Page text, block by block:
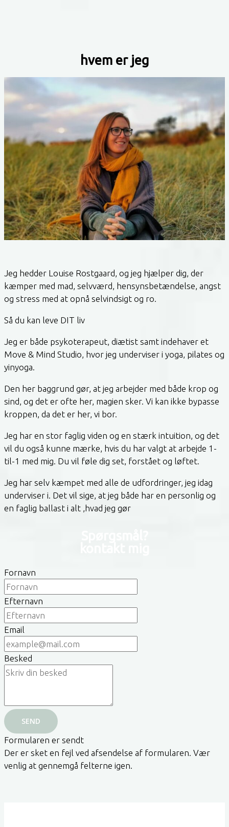
hvem er jeg
Jeg hedder Louise Rostgaard, og jeg hjælper dig, der
kæmper med mad, selvværd, hensynsbetændelse, angst
og stress med at opnå selvindsigt og ro.
Så du kan leve DIT liv
Jeg er både psykoterapeut, diætist samt indehaver et
Move & Mind Studio, hvor jeg underviser i yoga, pilates og
yinyoga.
Den her baggrund gør, at jeg arbejder med både krop og
sind, og det er ofte her, magien sker. Vi kan ikke bypasse
kroppen, da det er her, vi bor.
Jeg har en stor faglig viden og en stærk intuition, og det
vil du også kunne mærke, hvis du har valgt at arbejde 1-
til-1 med mig. Du vil føle dig set, forstået og løftet.
Jeg har selv kæmpet med alle de udfordringer, jeg idag
underviser i. Det vil sige, at jeg både har en personlig og
en faglig ballast i alt ,hvad jeg gør
Fornavn
Efternavn
Email
Besked
SEND
Formularen er sendt
Der er sket en fejl ved afsendelse af formularen. Vær
venlig at gennemgå felterne igen.